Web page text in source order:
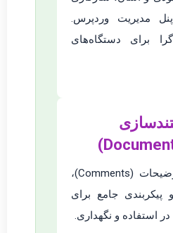
مدیریت وردپرس.
برای دستگاه‌های
کدهای دارای توضیحات (Comments)،
جامع برای
استفاده و نگهداری.